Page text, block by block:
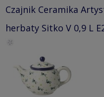
Czajnik Ceramika
herbaty Sitko V 0,9 L